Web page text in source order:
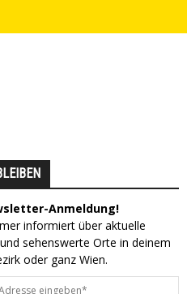
Anmeldung!
informiert über aktuelle
sehenswerte Orte in deinem
oder ganz Wien.